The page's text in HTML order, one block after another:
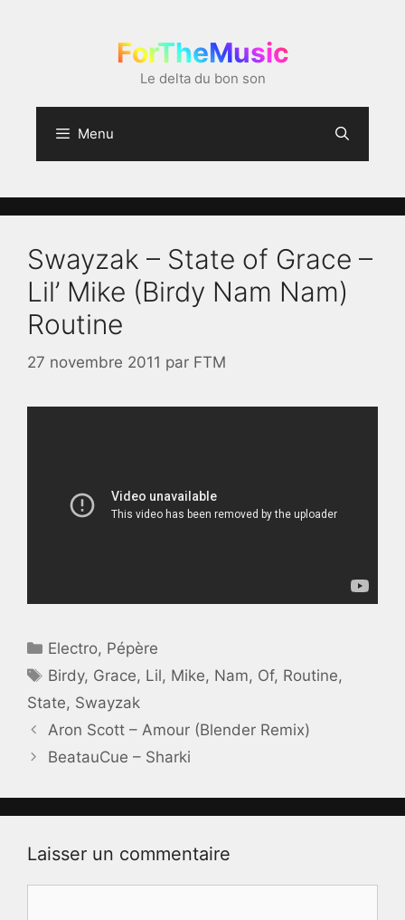
ForTheMusic
Le delta du bon son
Menu
Swayzak – State of Grace –
Lil’ Mike (Birdy Nam Nam)
Routine
27 novembre 2011 par FTM
Catégories
Electro, Pépère
Étiquettes
Birdy, Grace, Lil, Mike, Nam, Of, Routine,
State, Swayzak
Aron Scott – Amour (Blender Remix)
BeatauCue – Sharki
Laisser un commentaire